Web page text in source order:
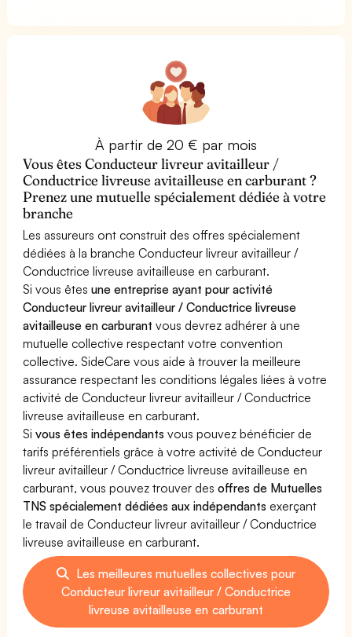
À partir de 20 € par mois
Vous êtes Conducteur livreur avitailleur /
Conductrice livreuse avitailleuse en carburant ?
Prenez une mutuelle spécialement dédiée à votre
branche
Les assureurs ont construit des offres spécialement
dédiées à la branche Conducteur livreur avitailleur /
Conductrice livreuse avitailleuse en carburant.
Si vous êtesune entreprise ayant pour activité
Conducteur livreur avitailleur / Conductrice livreuse
avitailleuse en carburant vous devrez adhérer à une
mutuelle collective respectant votre convention
collective. SideCare vous aide à trouver la meilleure
assurance respectant les conditions légales liées à votre
activité de Conducteur livreur avitailleur / Conductrice
livreuse avitailleuse en carburant.
Sivous êtes indépendants vous pouvez bénéficier de
tarifs préférentiels grâce à votre activité de Conducteur
livreur avitailleur / Conductrice livreuse avitailleuse en
carburant, vous pouvez trouver desoffres de Mutuelles
TNS spécialement dédiées aux indépendants exerçant
le travail de Conducteur livreur avitailleur / Conductrice
livreuse avitailleuse en carburant.
Les meilleures mutuelles collectives pour
Conducteur livreur avitailleur / Conductrice
livreuse avitailleuse en carburant